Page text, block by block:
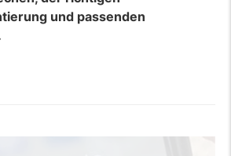
und passenden